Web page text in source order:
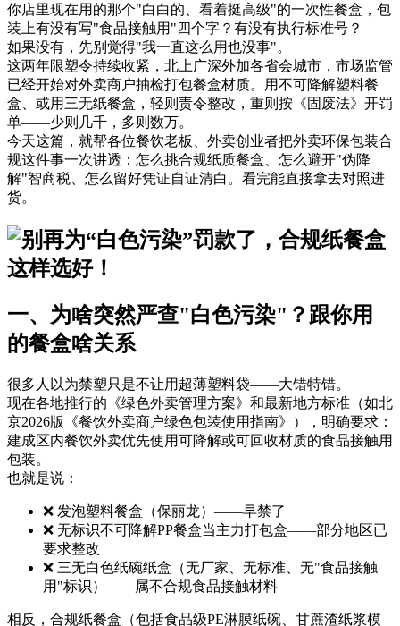
你店里现在用的那个"白白的、看着挺高级"的一次性餐盒，包
装上有没有写"食品接触用"四个字？有没有执行标准号？
如果没有，先别觉得"我一直这么用也没事"。
这两年限塑令持续收紧，北上广深外加各省会城市，市场监管
已经开始对外卖商户抽检打包餐盒材质。用不可降解塑料餐
盒、或用三无纸餐盒，轻则责令整改，重则按《固废法》开罚
单——少则几千，多则数万。
今天这篇，就帮各位餐饮老板、外卖创业者把外卖环保包装合
规这件事一次讲透：怎么挑合规纸质餐盒、怎么避开"伪降
解"智商税、怎么留好凭证自证清白。看完能直接拿去对照进
货。
一、为啥突然严查"白色污染"？跟你用
的餐盒啥关系
很多人以为禁塑只是不让用超薄塑料袋——大错特错。
现在各地推行的《绿色外卖管理方案》和最新地方标准（如北
京2026版《餐饮外卖商户绿色包装使用指南》），明确要求：
建成区内餐饮外卖优先使用可降解或可回收材质的食品接触用
包装。
也就是说：
❌ 发泡塑料餐盒（保丽龙）——早禁了
❌ 无标识不可降解PP餐盒当主力打包盒——部分地区已
要求整改
❌ 三无白色纸碗纸盒（无厂家、无标准、无"食品接触
用"标识）——属不合规食品接触材料
相反，合规纸餐盒（包括食品级PE淋膜纸碗、甘蔗渣纸浆模